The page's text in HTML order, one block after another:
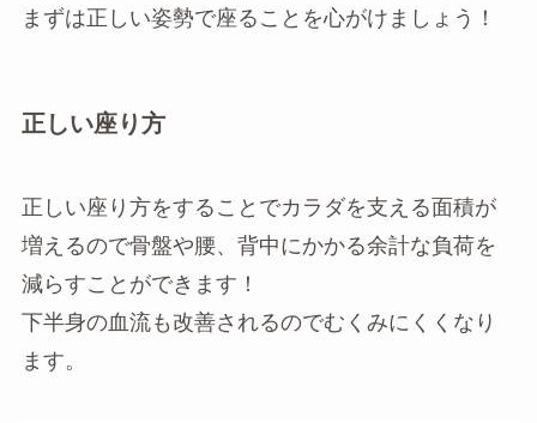
まずは正しい姿勢で座ることを心がけましょう！
正しい座り方
正しい座り方をすることでカラダを支える面積が
増えるので骨盤や腰、背中にかかる余計な負荷を
減らすことができます！
下半身の血流も改善されるのでむくみにくくなり
ます。